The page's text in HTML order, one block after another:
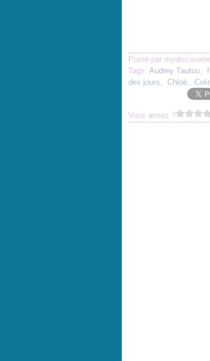
Posté par
Tags: Audrey Tautou,
des jours, Chloé,
Vous aimez ?